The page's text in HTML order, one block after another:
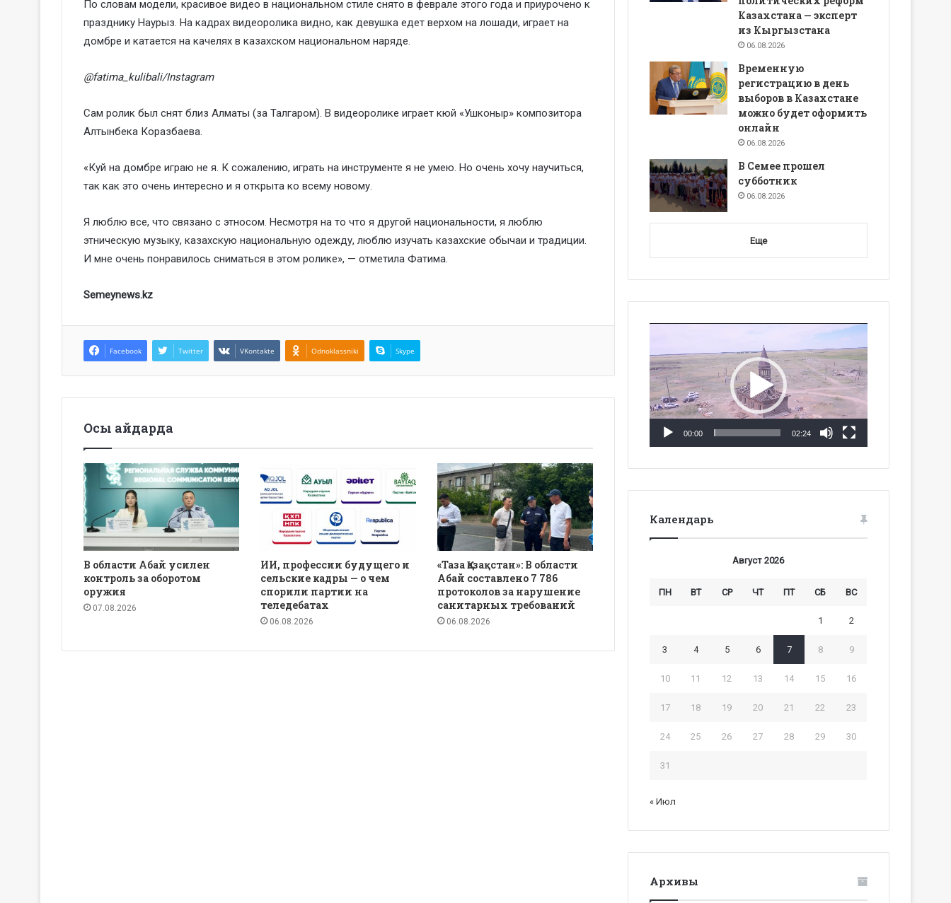
По словам модели, красивое видео в национальном стиле снято в феврале этого года и приурочено к
празднику Наурыз. На кадрах видеоролика видно, как девушка едет верхом на лошади, играет на
домбре и катается на качелях в казахском национальном наряде.
@fatima_kulibali/Instagram
Сам ролик был снят близ Алматы (за Талгаром). В видеоролике играет кюй «Ушконыр» композитора
Алтынбека Коразбаева.
«Куй на домбре играю не я. К сожалению, играть на инструменте я не умею. Но очень хочу научиться,
так как это очень интересно и я открыта ко всему новому.
Я люблю все, что связано с этносом. Несмотря на то что я другой национальности, я люблю
этническую музыку, казахскую национальную одежду, люблю изучать казахские обычаи и традиции.
И мне очень понравилось сниматься в этом ролике», — отметила Фатима.
Semeynews.kz
Facebook Twitter VKontakte Odnoklassniki Skype
Осы айдарда
В области Абай усилен
контроль за оборотом
оружия
07.08.2026
ИИ, профессии будущего и
сельские кадры — о чем
спорили партии на
теледебатах
06.08.2026
«Таза Қазақстан»: В области
Абай составлено 7 786
протоколов за нарушение
санитарных требований
06.08.2026
Казахстана — эксперт
из Кыргызстана
06.08.2026
Временную
регистрацию в день
выборов в Казахстане
можно будет оформить
онлайн
06.08.2026
В Семее прошел
субботник
06.08.2026
Еще
00:00 02:24
Календарь
Август 2026
ПН ВТ СР ЧТ ПТ СБ ВС
1 2
3 4 5 6 7 8 9
10 11 12 13 14 15 16
17 18 19 20 21 22 23
24 25 26 27 28 29 30
31
« Июл
Архивы